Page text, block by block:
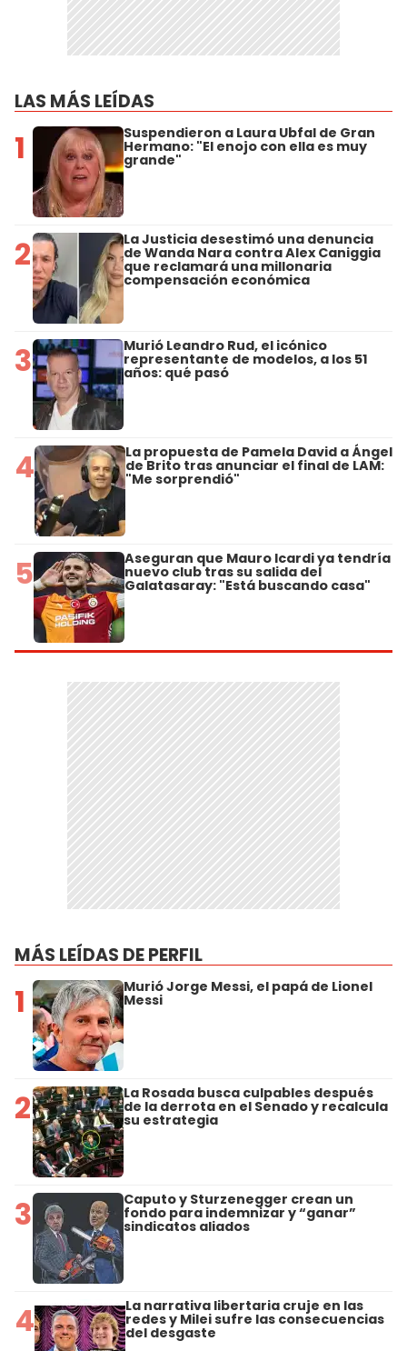
LAS MÁS LEÍDAS
1 Suspendieron a Laura Ubfal de Gran
Hermano: "El enojo con ella es muy
grande"
2 La Justicia desestimó una denuncia
de Wanda Nara contra Alex Caniggia
que reclamará una millonaria
compensación económica
3 Murió Leandro Rud, el icónico
representante de modelos, a los 51
años: qué pasó
4 La propuesta de Pamela David a Ángel
de Brito tras anunciar el final de LAM:
"Me sorprendió"
5 Aseguran que Mauro Icardi ya tendría
nuevo club tras su salida del
Galatasaray: "Está buscando casa"
MÁS LEÍDAS DE PERFIL
1 Murió Jorge Messi, el papá de Lionel
Messi
2 La Rosada busca culpables después
de la derrota en el Senado y recalcula
su estrategia
3 Caputo y Sturzenegger crean un
fondo para indemnizar y “ganar”
sindicatos aliados
4 La narrativa libertaria cruje en las
redes y Milei sufre las consecuencias
del desgaste